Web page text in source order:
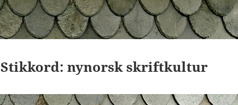
Stikkord:nynorsk skriftkultur